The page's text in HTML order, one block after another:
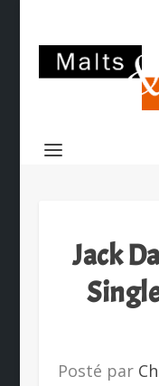
Jack
Posté par